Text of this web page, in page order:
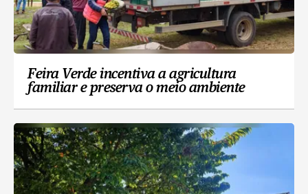
Feira Verde incentiva a agricultura
familiar e preserva o meio ambiente